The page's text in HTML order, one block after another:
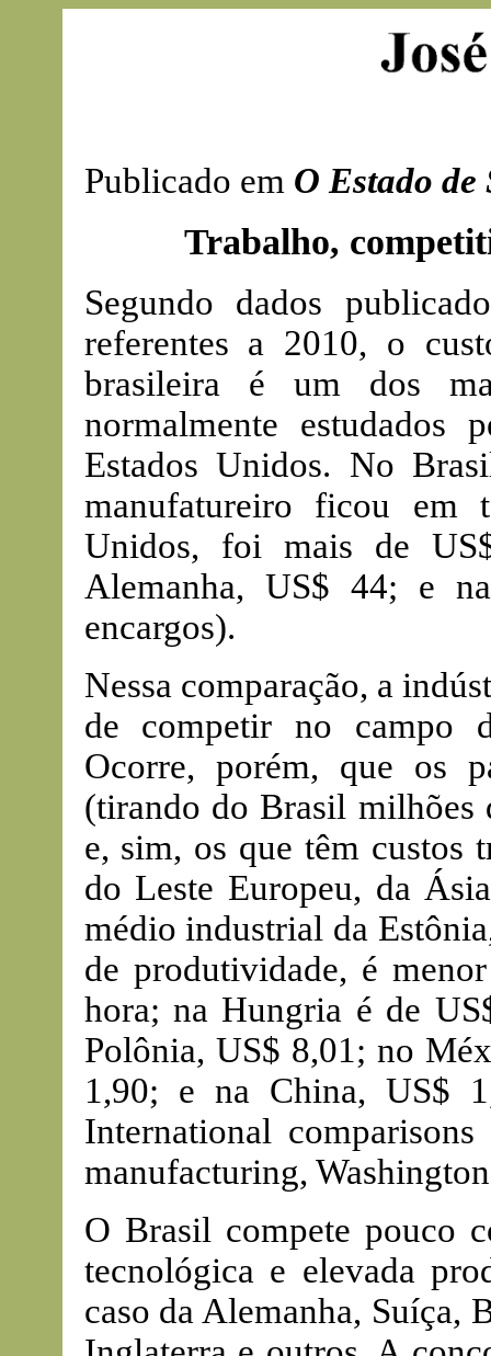
Publicado em O Estado de
Trabalho,
Segundo dados
referentes a 2010, o
brasileira é um dos
normalmente estudados
Estados Unidos. No
manufatureiro ficou em
Unidos, foi mais de
Alemanha, US$ 44; e
encargos).
Nessa comparação, a
de competir no campo
Ocorre, porém, que os
(tirando do Brasil milhões
e, sim, os que têm custos
do Leste Europeu, da
médio industrial da
de produtividade, é
hora; na Hungria é de
Polônia, US$ 8,01; no
1,90; e na China, US$
International
manufacturing,
O Brasil compete pouco
tecnológica e elevada
caso da Alemanha, Suíça,